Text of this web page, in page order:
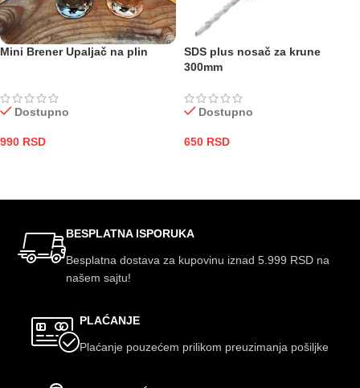
Mini Brener Upaljač na plin
Dostupno
990 RSD
SDS plus nosač za krune
300mm
Dostupno
650 RSD
BESPLATNA ISPORUKA
Besplatna dostava za kupovinu iznad 5.999 RSD na
našem sajtu!
PLAĆANJE
Plaćanje pouzećem prilikom preuzimanja pošiljke